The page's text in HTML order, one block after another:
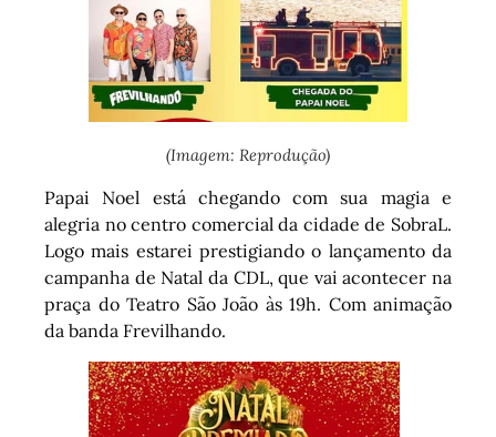
(Imagem: Reprodução)
Papai Noel está chegando com sua magia e
alegria no centro comercial da cidade de SobraL.
Logo mais estarei prestigiando o lançamento da
campanha de Natal da CDL, que vai acontecer na
praça do Teatro São João às 19h. Com animação
da banda Frevilhando.